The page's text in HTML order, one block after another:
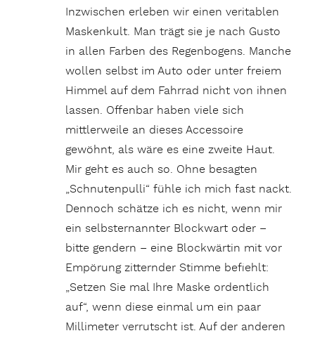
Inzwischen erleben wir einen veritablen
Maskenkult. Man trägt sie je nach Gusto
in allen Farben des Regenbogens. Manche
wollen selbst im Auto oder unter freiem
Himmel auf dem Fahrrad nicht von ihnen
lassen. Offenbar haben viele sich
mittlerweile an dieses Accessoire
gewöhnt, als wäre es eine zweite Haut.
Mir geht es auch so. Ohne besagten
„Schnutenpulli“ fühle ich mich fast nackt.
Dennoch schätze ich es nicht, wenn mir
ein selbsternannter Blockwart oder –
bitte gendern – eine Blockwärtin mit vor
Empörung zitternder Stimme befiehlt:
„Setzen Sie mal Ihre Maske ordentlich
auf“, wenn diese einmal um ein paar
Millimeter verrutscht ist. Auf der anderen